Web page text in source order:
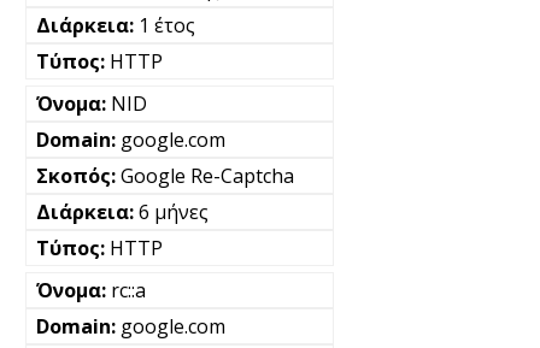
1 έτος
HTTP
NID
google.com
Google Re-Captcha
6 μήνες
HTTP
rc::a
google.com